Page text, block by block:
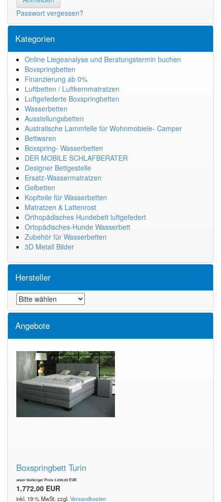
Passwort vergessen?
Kategorien
Online Liegeanalyse und Beratungstermin buchen
Boxspringbetten
Finanzierung ab 0%
Luftbetten / Luftkernmatratzen
Luftgefederte Boxspringbetten
Wasserbetten
Ausstellungsbetten
Australische Lammfelle für Wohnmobiele- Camper
Bettwaren
Boxspring- Wasserbetten
DER MOBILE SCHLAFBERATER
Designer Bettgestelle
Ersatz-Wassermatratzen
Gelbetten
Kopfteile für Wasserbetten
Matratzen & Lattenrost
Orthopädisches Hundebett luftgefedert
Ortopädisches-Hunde Wasserbett
Zubehör für Wasserbetten
3D Metall Bilder
Hersteller
Angebote
Boxspringbett Turin
unser bisheriger Preis 3.698,00 EUR
1.772,00 EUR
inkl. 19 % MwSt. zzgl. Versandkosten